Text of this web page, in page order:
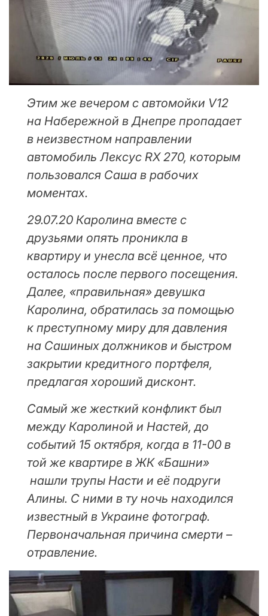
Этим же вечером с автомойки V12
на Набережной в Днепре пропадает
в неизвестном направлении
автомобиль Лексус RX 270, которым
пользовался Саша в рабочих
моментах.
29.07.20 Каролина вместе с
друзьями опять проникла в
квартиру и унесла всё ценное, что
осталось после первого посещения.
Далее, «правильная» девушка
Каролина, обратилась за помощью
к преступному миру для давления
на Сашиных должников и быстром
закрытии кредитного портфеля,
предлагая хороший дисконт.
Самый же жесткий конфликт был
между Каролиной и Настей, до
событий 15 октября, когда в 11-00 в
той же квартире в ЖК «Башни»
нашли трупы Насти и её подруги
Алины. С ними в ту ночь находился
известный в Украине фотограф.
Первоначальная причина смерти –
отравление.